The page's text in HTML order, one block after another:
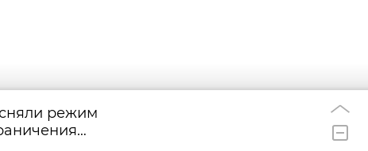
режим
Мадаин и
редкие имена